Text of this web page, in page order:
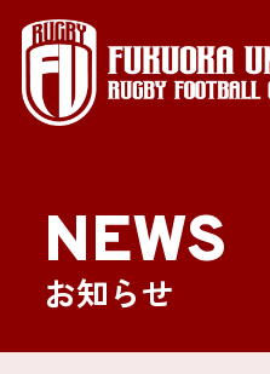
NEWS
お知らせ